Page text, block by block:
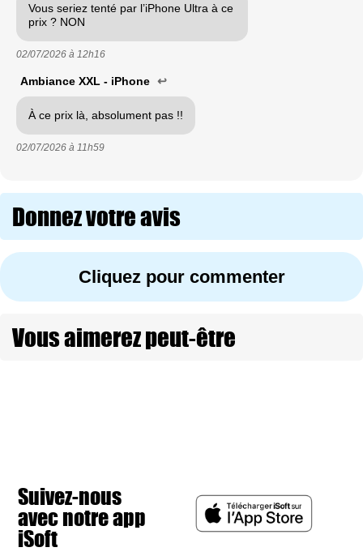
Vous seriez tenté par l’iPhone Ultra à ce
prix ? NON
02/07/2026 à 12h16
Ambiance XXL - iPhone ↩
À ce prix là, absolument pas !!
02/07/2026 à 11h59
Donnez votre avis
Cliquez pour commenter
Vous aimerez peut-être
Suivez-nous
avec notre app
iSoft